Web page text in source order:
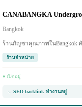
CANABANGKA
Bangkok
ร้านกัญชาคุณภาพในBangkok
ร้านจำหน่าย
● เปิดอยู่
SEO backlink ทำงานอยู่